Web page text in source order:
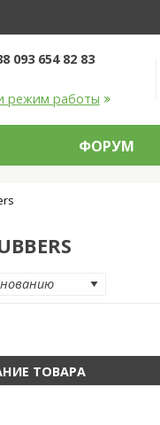
093 654 82 83
режим работы
ФОРУМ
ТОВАРА